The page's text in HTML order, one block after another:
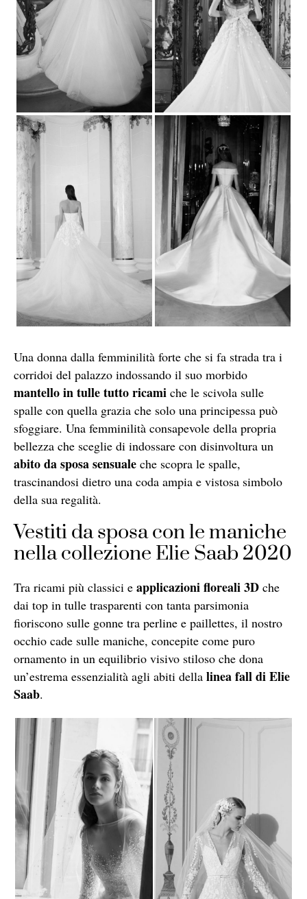
Una donna dalla femminilità forte che si fa strada tra i
corridoi del palazzo indossando il suo morbido
mantello in tulle tutto ricami che le scivola sulle
spalle con quella grazia che solo una principessa può
sfoggiare. Una femminilità consapevole della propria
bellezza che sceglie di indossare con disinvoltura un
abito da sposa sensuale che scopra le spalle,
trascinandosi dietro una coda ampia e vistosa simbolo
della sua regalità.
Vestiti da sposa con le maniche
nella collezione Elie Saab 2020
Tra ricami più classici e applicazioni floreali 3D che
dai top in tulle trasparenti con tanta parsimonia
fioriscono sulle gonne tra perline e paillettes, il nostro
occhio cade sulle maniche, concepite come puro
ornamento in un equilibrio visivo stiloso che dona
un’estrema essenzialità agli abiti della linea fall di Elie
Saab.